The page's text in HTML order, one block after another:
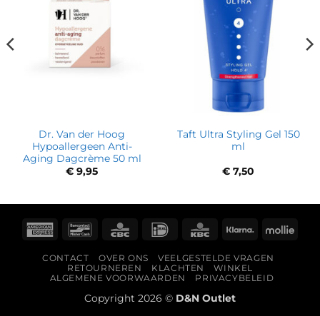
Dr. Van der Hoog
Hypoallergeen Anti-
Aging Dagcrème 50 ml
€ 9,95
Taft Ultra Styling Gel 150
ml
€ 7,50
American BancontactCBC IDeal KBC Klarna
CONTACT OVER ONS
VEELGESTELDE VRAGEN
RETOURNEREN
KLACHTEN
WINKEL
ALGEMENE VOORWAARDEN
PRIVACYBELEID
Copyright 2026 © D&N Outlet